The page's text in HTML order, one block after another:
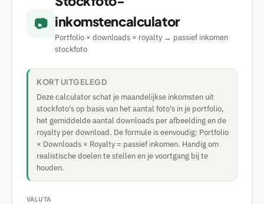
📷 inkomstencalculator
Portfolio × downloads × royalty → passief inkomen
stockfoto
KORT UITGELEGD
Deze calculator schat je maandelijkse inkomsten uit
stockfoto's op basis van het aantal foto's in je portfolio,
het gemiddelde aantal downloads per afbeelding en de
royalty per download. De formule is eenvoudig: Portfolio
× Downloads × Royalty = passief inkomen. Handig om
realistische doelen te stellen en je voortgang bij te
houden.
VALUTA